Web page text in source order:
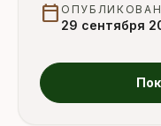
calendar_today 29 сентября